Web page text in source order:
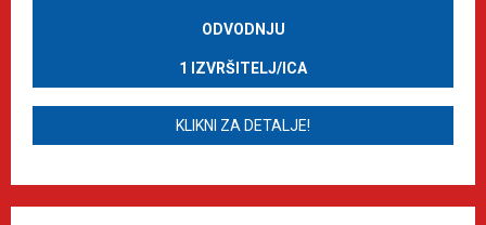
ODVODNJU
1 IZVRŠITELJ/ICA
KLIKNI ZA DETALJE!